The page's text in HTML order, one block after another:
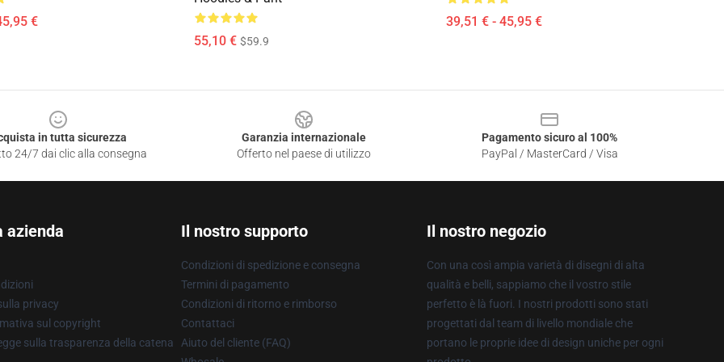
€
55,10 € $59.9
39,51 € - 45,95 €
in tutta sicurezza
24/7 dai clic alla consegna
Garanzia internazionale
Offerto nel paese di utilizzo
Pagamento sicuro al 100%
PayPal / MasterCard / Visa
azienda
privacy
sul copyright
sulla trasparenza della catena
Il nostro supporto
Condizioni di spedizione e consegna
Termini di pagamento
Condizioni di ritorno e rimborso
Contattaci
Aiuto del cliente (FAQ)
Il nostro negozio
Con una così ampia varietà di disegni di alta
qualità e belli, sappiamo che il vostro stile
perfetto è là fuori. I nostri prodotti sono stati
progettati dal team di livello mondiale che
portano le proprie idee di design uniche per ogni